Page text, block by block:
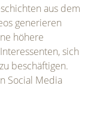
aus dem
generieren
höhere
sich
beschäftigen.
Social Media